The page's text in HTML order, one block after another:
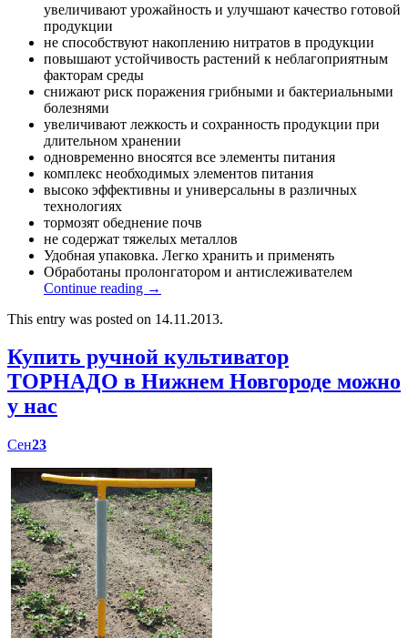
увеличивают урожайность и улучшают качество готовой
продукции
не способствуют накоплению нитратов в продукции
повышают устойчивость растений к неблагоприятным
факторам среды
снижают риск поражения грибными и бактериальными
болезнями
увеличивают лежкость и сохранность продукции при
длительном хранении
одновременно вносятся все элементы питания
комплекс необходимых элементов питания
высоко эффективны и универсальны в различных
технологиях
тормозят обеднение почв
не содержат тяжелых металлов
Удобная упаковка. Легко хранить и применять
Обработаны пролонгатором и антислеживателем
Continue reading →
This entry was posted on 14.11.2013.
Купить ручной культиватор
ТОРНАДО в Нижнем Новгороде можно
у нас
Сен23